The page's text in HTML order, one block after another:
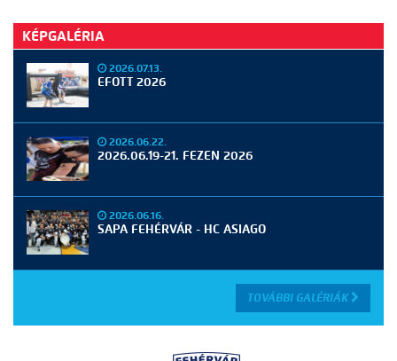
KÉPGALÉRIA
2026.07.13.
EFOTT 2026
2026.06.22.
2026.06.19-21. FEZEN 2026
2026.06.16.
SAPA FEHÉRVÁR - HC ASIAGO
TOVÁBBI GALÉRIÁK